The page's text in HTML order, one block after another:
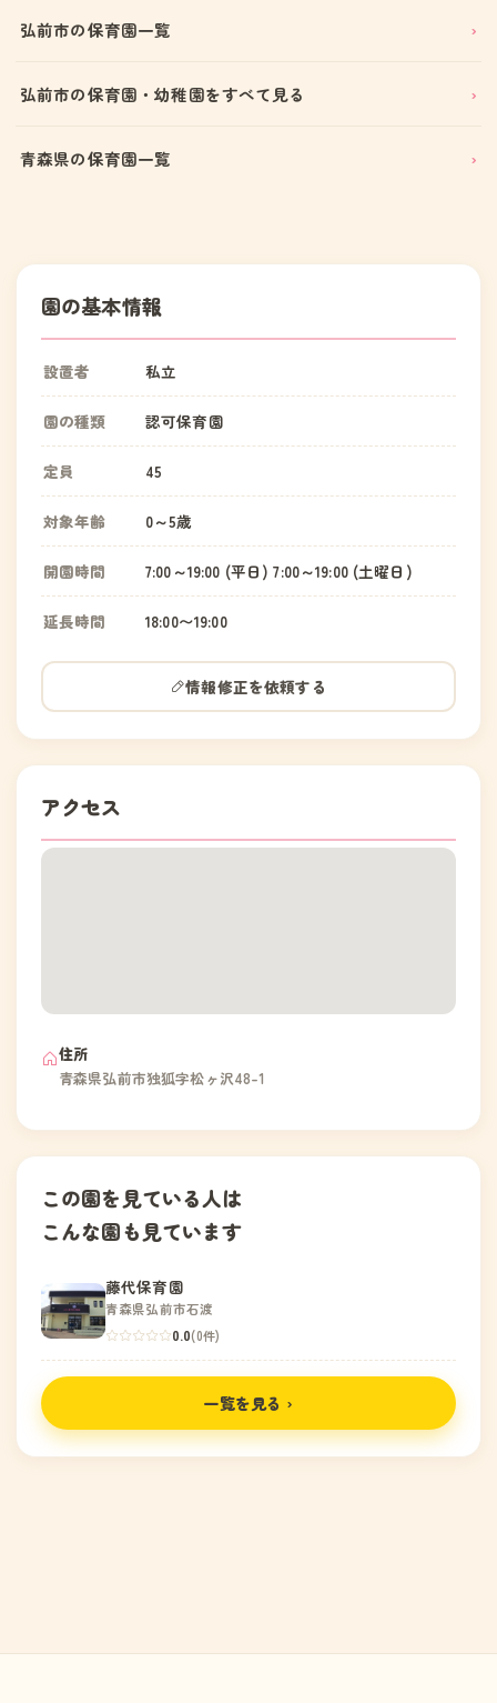
弘前市の保育園一覧
弘前市の保育園・幼稚園をすべて見る
青森県の保育園一覧
園の基本情報
設置者 私立
園の種類 認可保育園
定員 45
対象年齢 0～5歳
開園時間 7:00～19:00 (平日) 7:00～19:00 (土曜日)
延長時間 18:00〜19:00
情報修正を依頼する
アクセス
住所
青森県弘前市独狐字松ヶ沢48-1
この園を見ている人は
こんな園も見ています
藤代保育園
青森県弘前市石渡
0.0(0件)
一覧を見る ›